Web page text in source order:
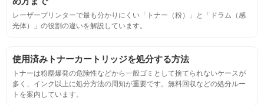
定着度
摩擦試験機で濃度値を測定
適合性
レーザープリンターで最も分かりにくい「トナー（粉）」と「ドラム（感
光体）」の役割の違いを解説しています。
使用済みトナーカートリッジを処分する方法
トナーは粉塵爆発の危険性などから一般ゴミとして捨てられないケースが
多く、インク以上に処分方法の周知が重要です。無料回収などの処分ルー
トを案内しています。